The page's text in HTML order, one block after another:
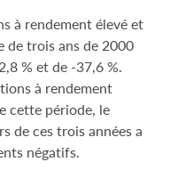
à rendement élevé et
de trois ans de 2000
% et de -37,6 %.
à rendement
cette période, le
de ces trois années a
négatifs.